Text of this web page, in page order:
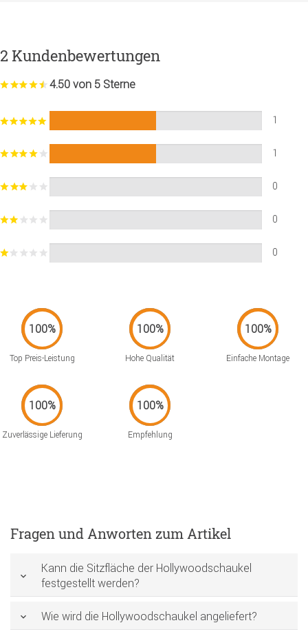
2 Kundenbewertungen
4.50 von 5 Sterne
1
1
0
0
0
Top Preis-Leistung Hohe Qualität Einfache Montage
Zuverlässige Lieferung Empfehlung
Fragen und Anworten zum Artikel
Kann die Sitzfläche der Hollywoodschaukel
festgestellt werden?
Wie wird die Hollywoodschaukel angeliefert?